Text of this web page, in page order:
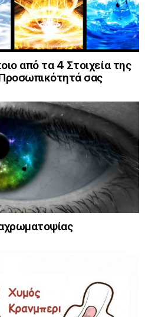
από τα 4 Στοιχεία της
σας